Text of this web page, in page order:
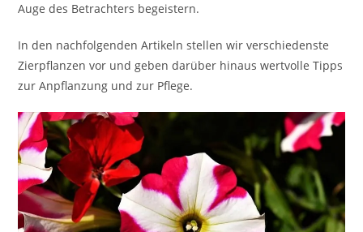
Auge des Betrachters begeistern.
In den nachfolgenden Artikeln stellen wir verschiedenste
Zierpflanzen vor und geben darüber hinaus wertvolle Tipps
zur Anpflanzung und zur Pflege.